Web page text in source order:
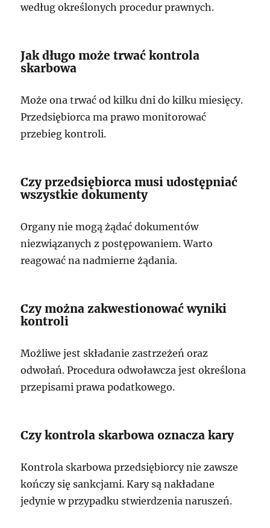
według określonych procedur prawnych.
Jak długo może trwać kontrola
skarbowa
Może ona trwać od kilku dni do kilku miesięcy.
Przedsiębiorca ma prawo monitorować
przebieg kontroli.
Czy przedsiębiorca musi udostępniać
wszystkie dokumenty
Organy nie mogą żądać dokumentów
niezwiązanych z postępowaniem. Warto
reagować na nadmierne żądania.
Czy można zakwestionować wyniki
kontroli
Możliwe jest składanie zastrzeżeń oraz
odwołań. Procedura odwoławcza jest określona
przepisami prawa podatkowego.
Czy kontrola skarbowa oznacza kary
Kontrola skarbowa przedsiębiorcy nie zawsze
kończy się sankcjami. Kary są nakładane
jedynie w przypadku stwierdzenia naruszeń.